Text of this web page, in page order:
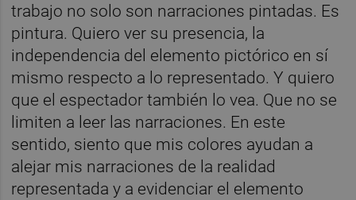
trabajo no solo son narraciones pintadas. Es
pintura. Quiero ver su presencia, la
independencia del elemento pictórico en sí
mismo respecto a lo representado. Y quiero
que el espectador también lo vea. Que no se
limiten a leer las narraciones. En este
sentido, siento que mis colores ayudan a
alejar mis narraciones de la realidad
representada y a evidenciar el elemento